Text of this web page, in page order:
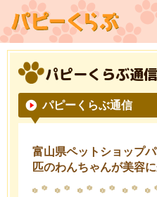
パピーくらぶ通信
パピーくらぶ通信
富山県ペットショップ
匹のわんちゃんが美容